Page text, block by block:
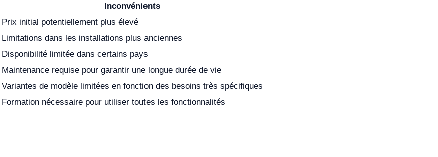
Inconvénients
Prix initial potentiellement plus élevé
Limitations dans les installations plus anciennes
Disponibilité limitée dans certains pays
Maintenance requise pour garantir une longue durée de vie
Variantes de modèle limitées en fonction des besoins très spécifiques
Formation nécessaire pour utiliser toutes les fonctionnalités